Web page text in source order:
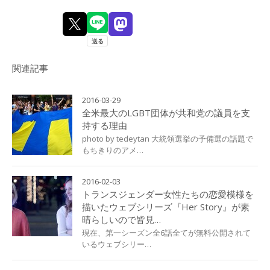
関連記事
2016-03-29
全米最大のLGBT団体が共和党の議員を支
持する理由
photo by tedeytan 大統領選挙の予備選の話題で
もちきりのアメ…
2016-02-03
トランスジェンダー女性たちの恋愛模様を
描いたウェブシリーズ『Her Story』が素
晴らしいので皆見…
現在、第一シーズン全6話全てが無料公開されて
いるウェブシリー…